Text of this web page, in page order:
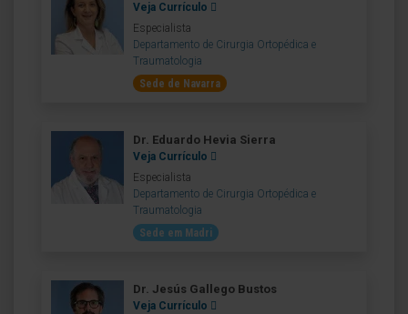
Veja Currículo
Especialista
Departamento de Cirurgia Ortopédica e
Traumatologia
Sede de Navarra
Dr. Eduardo Hevia Sierra
Veja Currículo
Especialista
Departamento de Cirurgia Ortopédica e
Traumatologia
Sede em Madri
Dr. Jesús Gallego Bustos
Veja Currículo